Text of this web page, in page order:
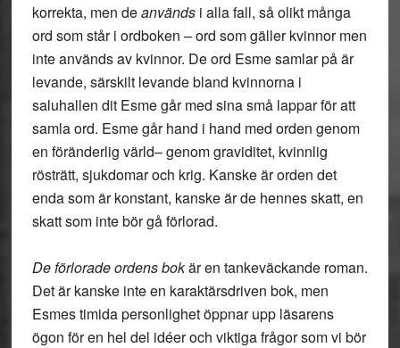
korrekta, men deanvändsi alla fall, så olikt många
ord som står i ordboken – ord som gäller kvinnor men
inte används av kvinnor. De ord Esme samlar på är
levande, särskilt levande bland kvinnorna i
saluhallen dit Esme går med sina små lappar för att
samla ord. Esme går hand i hand med orden genom
en föränderlig värld– genom graviditet, kvinnlig
rösträtt, sjukdomar och krig. Kanske är orden det
enda som är konstant, kanske är de hennes skatt, en
skatt som inte bör gå förlorad.
De förlorade ordens bokär en tankeväckande roman.
Det är kanske inte en karaktärsdriven bok, men
Esmes timida personlighet öppnar upp läsarens
ögon för en hel del idéer och viktiga frågor som vi bör